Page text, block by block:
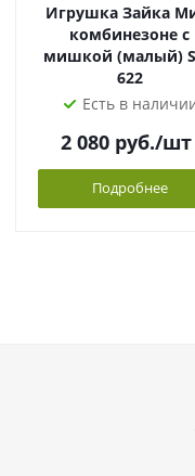
Игрушка Зайка
комбинезоне с
мишкой (малый)
622
Есть в
2 080руб./шт
Подробнее